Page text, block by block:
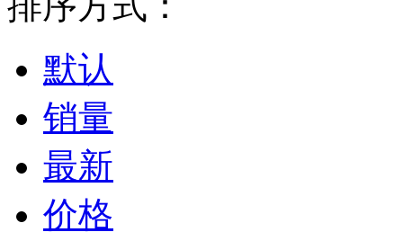
默认
销量
最新
价格